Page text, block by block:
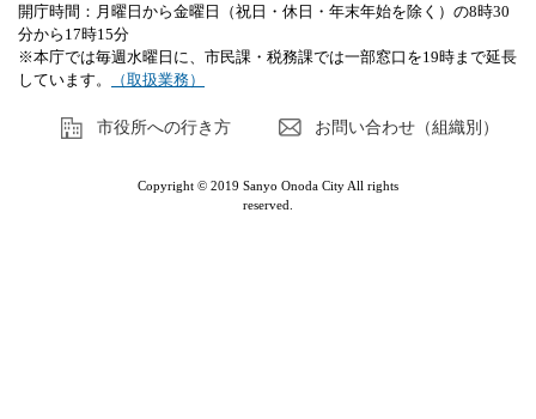
開庁時間：月曜日から金曜日（祝日・休日・年末年始を除く）の8時30
分から17時15分
※本庁では毎週水曜日に、市民課・税務課では一部窓口を19時まで延長
しています。
（取扱業務）
市役所への行き方 お問い合わせ（組織別）
Copyright © 2019 Sanyo Onoda City All rights
reserved.